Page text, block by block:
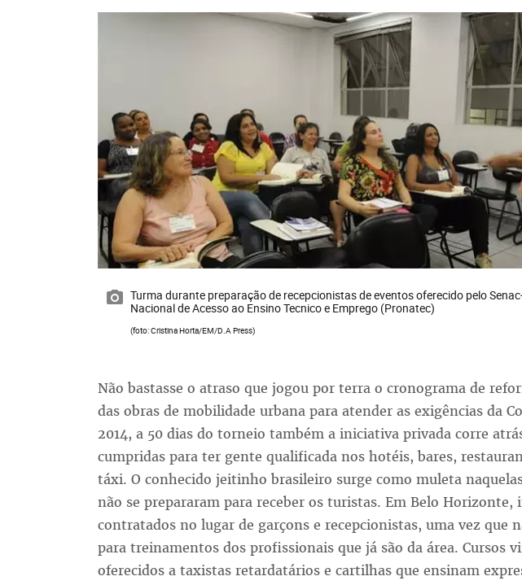
Turma durante preparação de recepcionistas de eventos oferecido pelo
Nacional de Acesso ao Ensino Tecnico e Emprego (Pronatec)
(foto: Cristina Horta/EM/D.A Press)
Não bastasse o atraso que jogou por terra o cronograma de
das obras de mobilidade urbana para atender as exigências da
2014, a 50 dias do torneio também a iniciativa privada corre
cumpridas para ter gente qualificada nos hotéis, bares,
táxi. O conhecido jeitinho brasileiro surge como muleta
não se prepararam para receber os turistas. Em Belo Horizonte,
contratados no lugar de garçons e recepcionistas, uma vez que
para treinamentos dos profissionais que já são da área. Cursos
oferecidos a taxistas retardatários e cartilhas que ensinam